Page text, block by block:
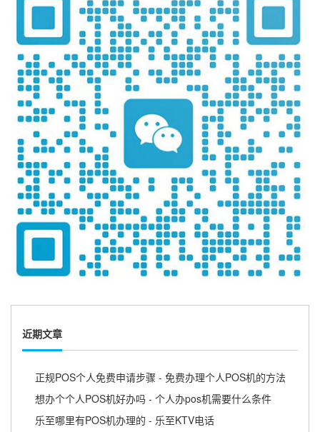
近期文章
正规POS个人免费申请步骤 - 免费办理个人POS机的方法
想办个个人POS机好办吗 - 个人办pos机需要什么条件
乐至哪里有POS机办理的 - 乐至KTV电话